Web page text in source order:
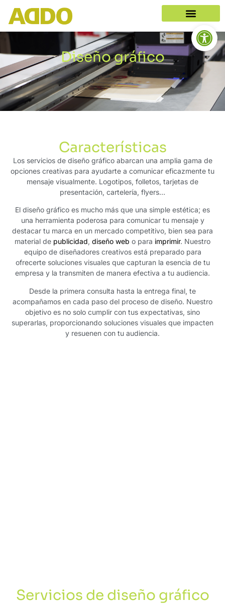
Diseño gráfico
Características
Los servicios de diseño gráfico abarcan una amplia gama de
opciones creativas para ayudarte a comunicar eficazmente tu
mensaje visualmente. Logotipos, folletos, tarjetas de
presentación, cartelería, flyers…
El diseño gráfico es mucho más que una simple estética; es
una herramienta poderosa para comunicar tu mensaje y
destacar tu marca en un mercado competitivo, bien sea para
material de publicidad, diseño web o para imprimir. Nuestro
equipo de diseñadores creativos está preparado para
ofrecerte soluciones visuales que capturan la esencia de tu
empresa y la transmiten de manera efectiva a tu audiencia.
Desde la primera consulta hasta la entrega final, te
acompañamos en cada paso del proceso de diseño. Nuestro
objetivo es no solo cumplir con tus expectativas, sino
superarlas, proporcionando soluciones visuales que impacten
y resuenen con tu audiencia.
Servicios de diseño gráfico
Abrir